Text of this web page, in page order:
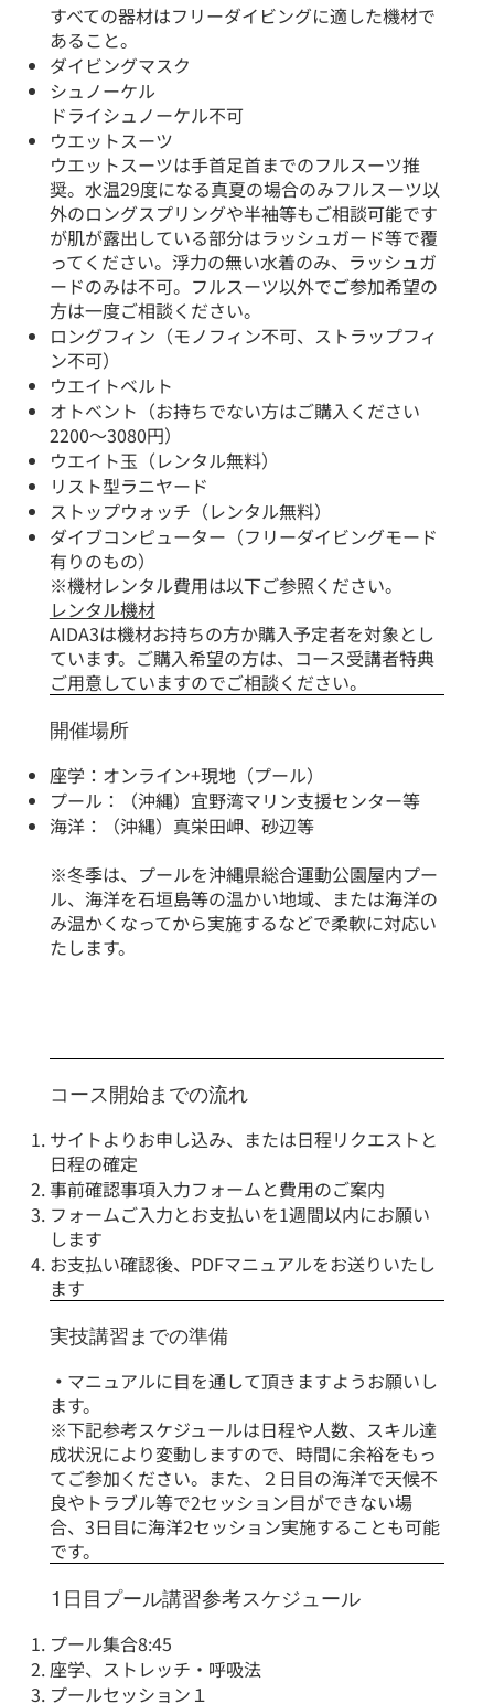
​すべての器材はフリーダイビングに適した機材で
あること。
ダイビングマスク
シュノーケル
ドライシュノーケル不可
ウエットスーツ
ウエットスーツは手首足首までのフルスーツ推
奨。水温29度になる真夏の場合のみフルスーツ以
外のロングスプリングや半袖等もご相談可能です
が肌が露出している部分はラッシュガード等で覆
ってください。浮力の無い水着のみ、ラッシュガ
ードのみは不可。フルスーツ以外でご参加希望の
方は一度ご相談ください。
ロングフィン（モノフィン不可、ストラップフィ
ン不可）
ウエイトベルト
​オトベント（お持ちでない方はご購入ください
2200～3080円）
ウエイト玉（レンタル無料）
リスト型ラニヤード
ストップウォッチ（レンタル無料）
ダイブコンピューター（フリーダイビングモード
有りのもの）
※機材レンタル費用は以下ご参照ください。
レンタル機材
AIDA3は機材お持ちの方か購入予定者を対象とし
ています。ご購入希望の方は、コース受講者特典
ご用意していますのでご相談ください。
開催場所
座学：オンライン+現地（プール）
プール：（沖縄）宜野湾マリン支援センター等
海洋：（沖縄）真栄田岬、砂辺等
​※冬季は、プールを沖縄県総合運動公園屋内プー
ル、海洋を石垣島等の温かい地域、または海洋の
み温かくなってから実施するなどで柔軟に対応い
たします。
コース開始までの流れ
サイトよりお申し込み、または日程リクエストと
日程の確定
事前確認事項入力フォームと費用のご案内
フォームご入力とお支払いを1週間以内にお願い
します
お支払い確認後、PDFマニュアルをお送りいたし
ます
実技講習までの準備
・ マニュアルに目を通して頂きますようお願いし
ます。
※下記参考スケジュールは日程や人数、スキル達
成状況により変動しますので、時間に余裕をもっ
てご参加ください。また、２日目の海洋で天候不
良やトラブル等で2セッション目ができない場
合、3日目に海洋2セッション実施することも可能
です。
1日目プール講習参考スケジュール
プール集合8:45
座学、ストレッチ・呼吸法
プールセッション１